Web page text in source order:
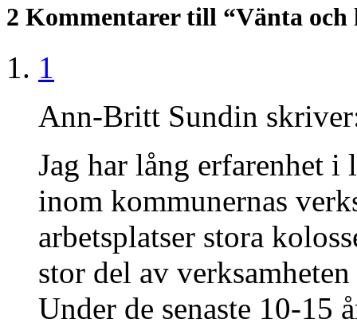
2 Kommentarer till “Vänta och
1
Ann-Britt Sundin
Jag har lång erfarenhet
inom kommunernas
arbetsplatser stora
stor del av
Under de senaste 10-15